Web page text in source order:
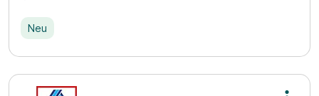
Neu